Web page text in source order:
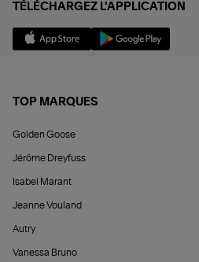
TÉLÉCHARGEZ L'APPLICATION
TOP MARQUES
Golden Goose
Jérôme Dreyfuss
Isabel Marant
Jeanne Vouland
Autry
Vanessa Bruno